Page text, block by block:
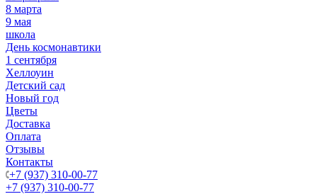
8 марта
9 мая
школа
День космонавтики
1 сентября
Хеллоуин
Детский сад
Новый год
Цветы
Доставка
Оплата
Отзывы
Контакты
+7 (937) 310-00-77
+7 (937) 310-00-77